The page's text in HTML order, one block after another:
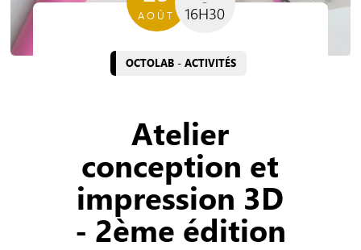
AOÛT
16H30
OCTOLAB - ACTIVITÉS
Atelier
conception et
impression 3D
- 2ème édition